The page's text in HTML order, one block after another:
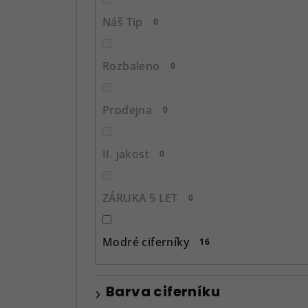
Náš Tip 0
Rozbaleno 0
Prodejna 0
II. jakost 0
ZÁRUKA 5 LET 0
Modré ciferníky 16
Barva ciferníku